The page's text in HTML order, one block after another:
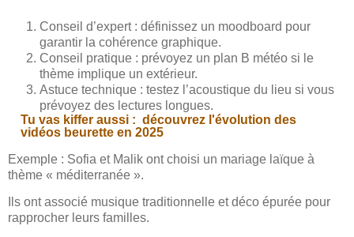
Conseil d’expert : définissez un moodboard pour
garantir la cohérence graphique.
Conseil pratique : prévoyez un plan B météo si le
thème implique un extérieur.
Astuce technique : testez l’acoustique du lieu si vous
prévoyez des lectures longues.
Tu vas kiffer aussi : découvrez l'évolution des
vidéos beurette en 2025
Exemple : Sofia et Malik ont choisi un mariage laïque à
thème « méditerranée ».
Ils ont associé musique traditionnelle et déco épurée pour
rapprocher leurs familles.